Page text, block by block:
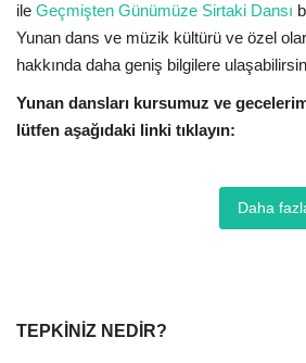
ile Geçmişten Günümüze Sirtaki Dansı
Yunan dans ve müzik kültürü ve özel
hakkında daha geniş bilgilere
Yunan dansları kursumuz ve
lütfen aşağıdaki linki tıklayın:
Daha
TEPKINIZ NEDIR?